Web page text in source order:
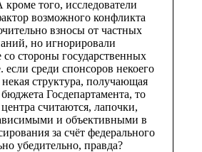
того, исследователи
возможного конфликта
взносы от частных
но игнорировали
стороны государственных
если среди спонсоров некоего
структура, получающая
Госдепартамента, то
считаются, лапочки,
и объективными в
за счёт федерального
убедительно, правда?